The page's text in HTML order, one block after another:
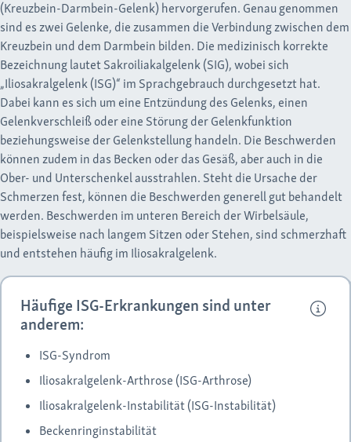
(Kreuzbein-Darmbein-Gelenk) hervorgerufen. Genau genommen
sind es zwei Gelenke, die zusammen die Verbindung zwischen dem
Kreuzbein und dem Darmbein bilden. Die medizinisch korrekte
Bezeichnung lautet Sakroiliakalgelenk (SIG), wobei sich
„Iliosakralgelenk (ISG)“ im Sprachgebrauch durchgesetzt hat.
Dabei kann es sich um eine Entzündung des Gelenks, einen
Gelenkverschleiß oder eine Störung der Gelenkfunktion
beziehungsweise der Gelenkstellung handeln. Die Beschwerden
können zudem in das Becken oder das Gesäß, aber auch in die
Ober- und Unterschenkel ausstrahlen. Steht die Ursache der
Schmerzen fest, können die Beschwerden generell gut behandelt
werden. Beschwerden im unteren Bereich der Wirbelsäule,
beispielsweise nach langem Sitzen oder Stehen, sind schmerzhaft
und entstehen häufig im Iliosakralgelenk.
Häufige ISG-Erkrankungen sind unter
anderem:
ISG-Syndrom
Iliosakralgelenk-Arthrose (ISG-Arthrose)
Iliosakralgelenk-Instabilität (ISG-Instabilität)
Beckenringinstabilität